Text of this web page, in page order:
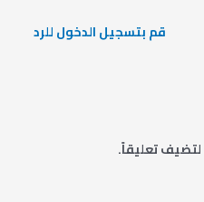
قم بتسجيل الدخول للرد
لتضيف تعليقاً.